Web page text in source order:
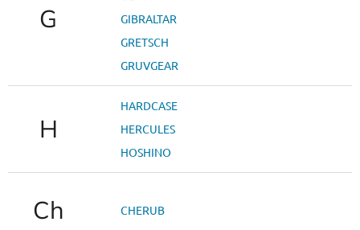
G
GIBRALTAR
GRETSCH
GRUVGEAR
H
HARDCASE
HERCULES
HOSHINO
Ch CHERUB